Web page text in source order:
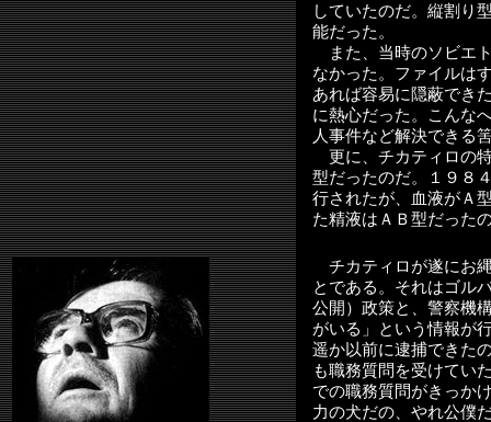
していたのだ。縦割り
能だった。
また、当時のソビエ
なかった。ファイルは
あれば容易に隠蔽でき
に熱心だった。こんな
人事件など解決できる
更に、チカティロの
型だったのだ。１９８
行されたが、血液がＡ
た精液はＡＢ型だった
チカティロが遂にお
とである。それはゴル
公開）政策と、警察機
がいる」という情報が
遥か以前に逮捕できた
も職務質問を受けてい
での職務質問がきっか
力の犬だの、やれ公僕